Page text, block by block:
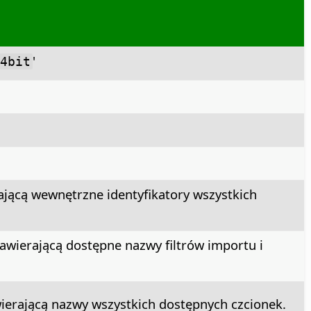
'
wewnętrzne identyfikatory wszystkich
dostępne nazwy filtrów importu i
nazwy wszystkich dostępnych czcionek.